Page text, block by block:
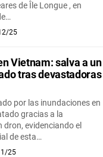
de Île Longue , en
25
Vietnam: salva a un
tras devastadoras
por las inundaciones en
gracias a la
dron, evidenciando el
de esta…
25